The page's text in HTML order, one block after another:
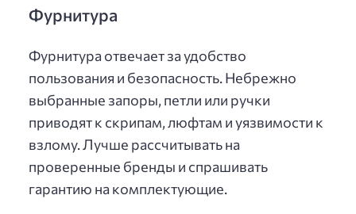
Фурнитура
Фурнитура отвечает за удобство
пользования и безопасность. Небрежно
выбранные запоры, петли или ручки
приводят к скрипам, люфтам и уязвимости к
взлому. Лучше рассчитывать на
проверенные бренды и спрашивать
гарантию на комплектующие.